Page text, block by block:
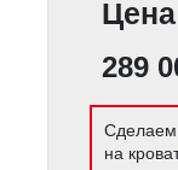
Цена
289
на